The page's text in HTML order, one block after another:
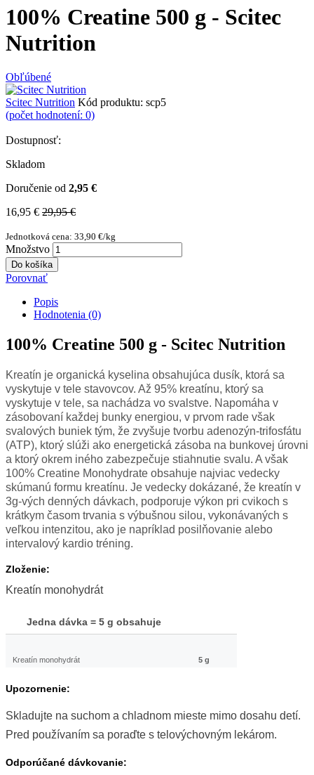
100% Creatine 500 g - Scitec
Nutrition
Obľúbené
Scitec Nutrition Kód produktu: scp5
(počet hodnotení: 0)
Dostupnosť:
Skladom
Doručenie od 2,95 €
16,95 € 29,95 €
Jednotková cena: 33,90 €/kg
Množstvo
Do košíka
Porovnať
Popis
Hodnotenia (0)
100% Creatine 500 g - Scitec Nutrition
Kreatín je organická kyselina obsahujúca dusík, ktorá sa
vyskytuje v tele stavovcov. Až 95% kreatínu, ktorý sa
vyskytuje v tele, sa nachádza vo svalstve. Napomáha v
zásobovaní každej bunky energiou, v prvom rade však
svalových buniek tým, že zvyšuje tvorbu adenozýn-trifosfátu
(ATP), ktorý slúži ako energetická zásoba na bunkovej úrovni
a ktorý okrem iného zabezpečuje stiahnutie svalu. A však
100% Creatine Monohydrate obsahuje najviac vedecky
skúmanú formu kreatínu. Je vedecky dokázané, že kreatín v
3g-vých denných dávkach, podporuje výkon pri cvikoch s
krátkym časom trvania s výbušnou silou, vykonávaných s
veľkou intenzitou, ako je napríklad posilňovanie alebo
intervalový kardio tréning.
Zloženie:
Kreatín monohydrát
Jedna dávka = 5 g obsahuje
Kreatín monohydrát 5 g
Upozornenie:
Skladujte na suchom a chladnom mieste mimo dosahu detí.
Pred používaním sa poraďte s telovýchovným lekárom.
Odporúčané dávkovanie: